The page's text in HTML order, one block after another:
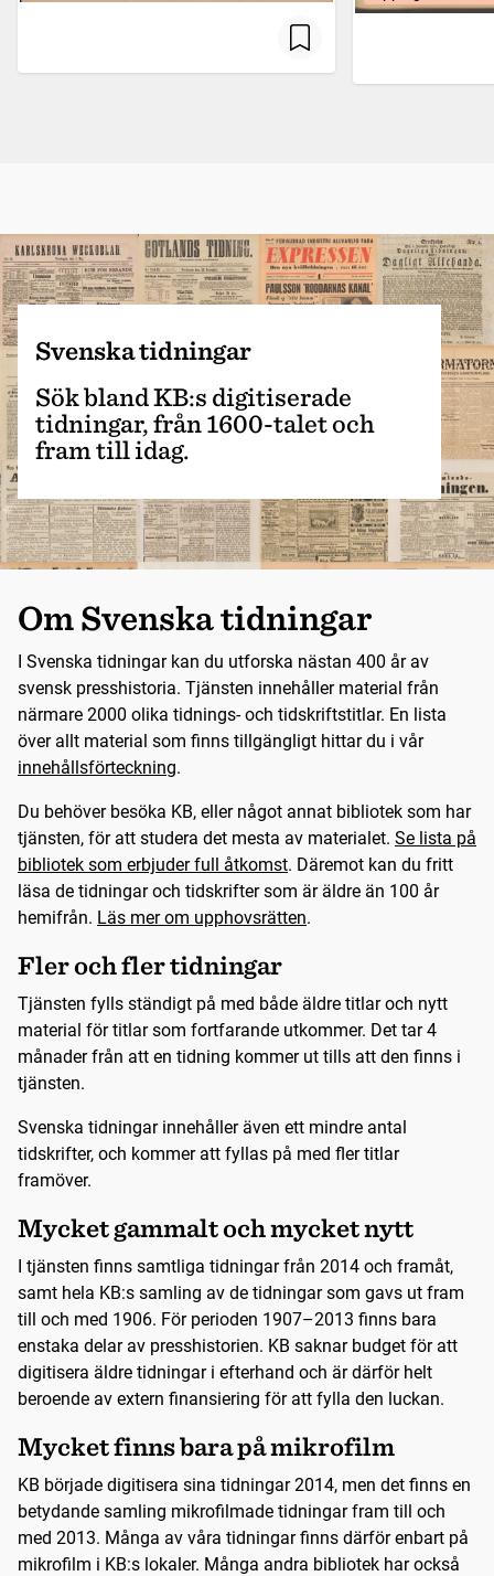
Svenska tidningar
Sök bland KB:s digitiserade
tidningar, från 1600-talet och
fram till idag.
Om Svenska tidningar
I Svenska tidningar kan du utforska nästan 400 år av
svensk presshistoria. Tjänsten innehåller material från
närmare 2000 olika tidnings- och tidskriftstitlar. En lista
över allt material som finns tillgängligt hittar du i vår
innehållsförteckning.
Du behöver besöka KB, eller något annat bibliotek som har
tjänsten, för att studera det mesta av materialet. Se lista på
bibliotek som erbjuder full åtkomst. Däremot kan du fritt
läsa de tidningar och tidskrifter som är äldre än 100 år
hemifrån. Läs mer om upphovsrätten.
Fler och fler tidningar
Tjänsten fylls ständigt på med både äldre titlar och nytt
material för titlar som fortfarande utkommer. Det tar 4
månader från att en tidning kommer ut tills att den finns i
tjänsten.
Svenska tidningar innehåller även ett mindre antal
tidskrifter, och kommer att fyllas på med fler titlar
framöver.
Mycket gammalt och mycket nytt
I tjänsten finns samtliga tidningar från 2014 och framåt,
samt hela KB:s samling av de tidningar som gavs ut fram
till och med 1906. För perioden 1907–2013 finns bara
enstaka delar av presshistorien. KB saknar budget för att
digitisera äldre tidningar i efterhand och är därför helt
beroende av extern finansiering för att fylla den luckan.
Mycket finns bara på mikrofilm
KB började digitisera sina tidningar 2014, men det finns en
betydande samling mikrofilmade tidningar fram till och
med 2013. Många av våra tidningar finns därför enbart på
mikrofilm i KB:s lokaler. Många andra bibliotek har också